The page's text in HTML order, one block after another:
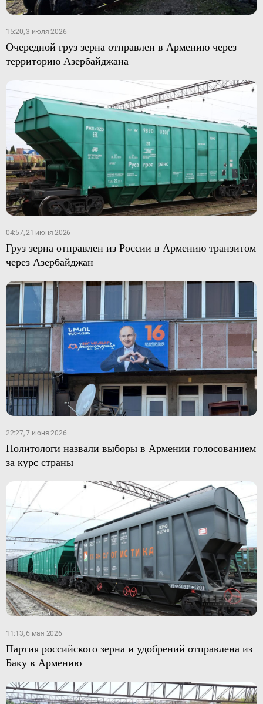
15:20, 3 июля 2026
Очередной груз зерна отправлен в Армению через
территорию Азербайджана
04:57, 21 июня 2026
Груз зерна отправлен из России в Армению транзитом
через Азербайджан
22:27, 7 июня 2026
Политологи назвали выборы в Армении голосованием
за курс страны
11:13, 6 мая 2026
Партия российского зерна и удобрений отправлена из
Баку в Армению